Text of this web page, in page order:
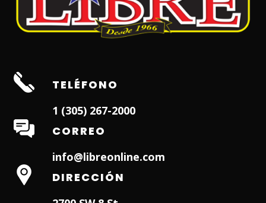
TELÉFONO
1 (305) 267-2000
CORREO
info@libreonline.com
DIRECCIÓN